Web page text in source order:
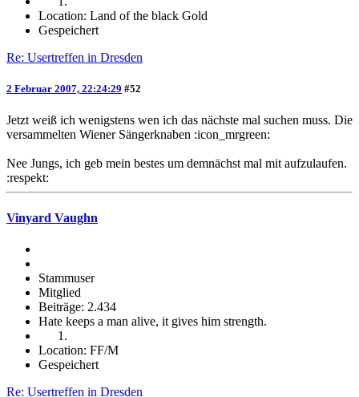
Location: Land of the black Gold
Gespeichert
Re: Usertreffen in Dresden
2 Februar 2007, 22:24:29 #52
Jetzt weiß ich wenigstens wen ich das nächste mal suchen muss. Die
versammelten Wiener Sängerknaben :icon_mrgreen:
Nee Jungs, ich geb mein bestes um demnächst mal mit aufzulaufen.
:respekt:
Vinyard Vaughn
Stammuser
Mitglied
Beiträge: 2.434
Hate keeps a man alive, it gives him strength.
Location: FF/M
Gespeichert
Re: Usertreffen in Dresden